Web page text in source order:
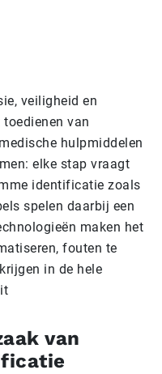
veiligheid en
van
hulpmiddelen
elke stap vraagt
identificatie zoals
spelen daarbij een
maken het
fouten te
in de hele
van